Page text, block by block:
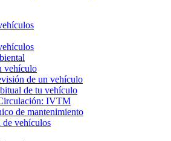
vehículo
de un vehículo
de tu vehículo
IVTM
de mantenimiento
vehículos